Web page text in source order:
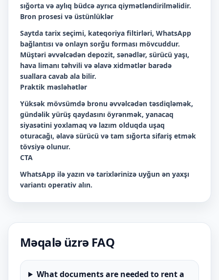
sığorta və aylıq büdcə ayrıca qiymətləndirilməlidir.
Bron prosesi və üstünlüklər
Saytda tarix seçimi, kateqoriya filtirləri, WhatsApp
bağlantısı və onlayn sorğu forması mövcuddur.
Müştəri əvvəlcədən depozit, sənədlər, sürücü yaşı,
hava limanı təhvili və əlavə xidmətlər barədə
suallara cavab ala bilir.
Praktik məsləhətlər
Yüksək mövsümdə bronu əvvəlcədən təsdiqləmək,
gündəlik yürüş qaydasını öyrənmək, yanacaq
siyasətini yoxlamaq və lazım olduqda uşaq
oturacağı, əlavə sürücü və tam sığorta sifariş etmək
tövsiyə olunur.
CTA
WhatsApp ilə yazın və tarixlərinizə uyğun ən yaxşı
variantı operativ alın.
Məqalə üzrə FAQ
What documents are needed to rent a